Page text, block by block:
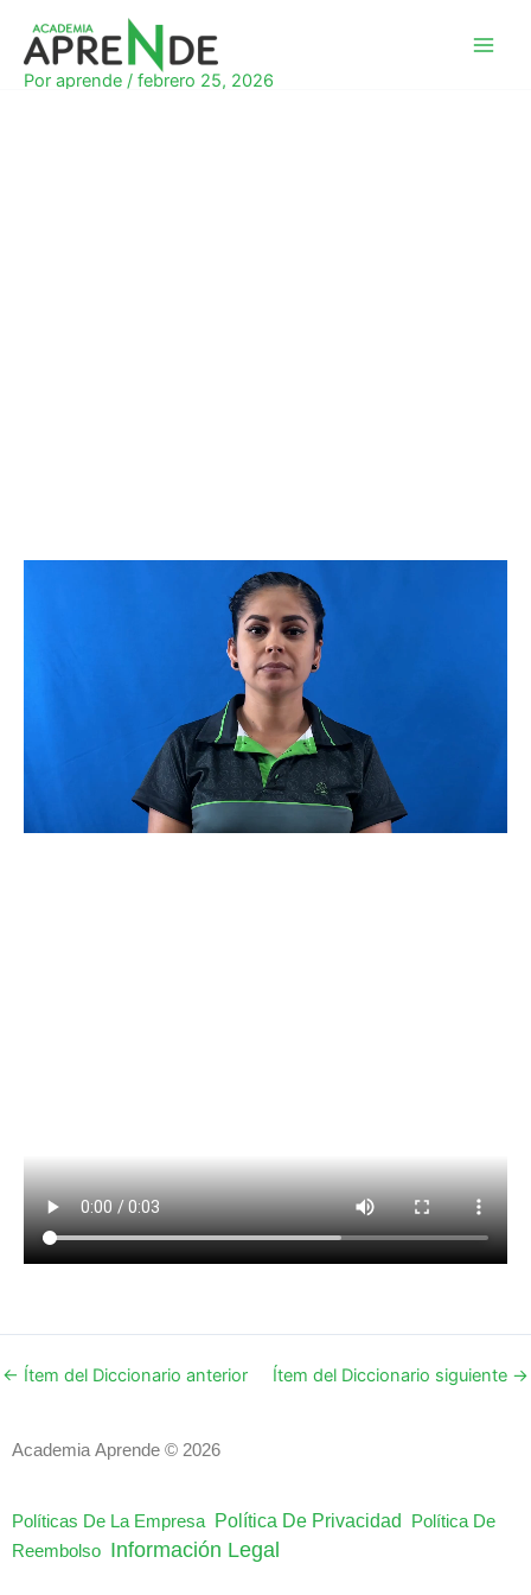
contenido
Por aprende / febrero 25, 2026
← Ítem del Diccionario anterior Ítem del Diccionario siguiente →
Academia Aprende © 2026
Políticas De La Empresa Política De Privacidad
Política De
Reembolso Información Legal